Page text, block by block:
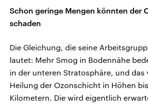
Schon geringe Mengen könnten der
schaden
Die Gleichung, die seine
lautet: Mehr Smog in Bodennähe
in der unteren Stratosphäre, und das
Heilung der Ozonschicht in Höhen
Kilometern. Die wird eigentlich